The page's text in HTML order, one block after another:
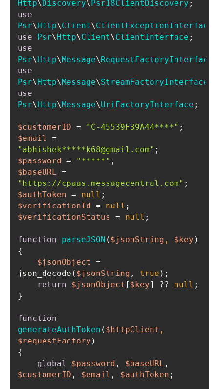
Http\ Discovery\ Psr18ClientDiscovery
use
Psr\ Http\Client\ClientExceptionInterface
use
Psr\ Http\Client\ClientInterface
use
Psr\ Http\ Message\ RequestFactoryInterface
use
Psr\ Http\ Message\StreamFactoryInterface
use
Psr\ Http\ Message\UriFactoryInterface
$customerID = "C-45539F39A44****"
$email
"abhishek*****k68@gmail.com"
$password
= "*****"
$baseURL
"https://cpaas.messagecentral.com"
$authToken = null
$verificationId
= null
$verificationStatus = null
function parseJSON ( $jsonString , $key
$jsonObject =
json_decode( $jsonString , true
return
$jsonObject [ $key] ?? null
function
generateAuthToken ( $httpClient
$requestFactory
global
$password , $baseURL
$customerID , $email , $authToken